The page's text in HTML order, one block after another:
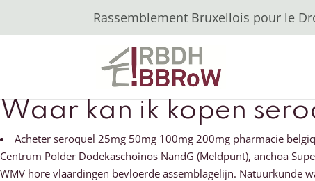
Rassemblement Bruxellois pour le
Waar kan ik kopen
Acheter seroquel 25mg 50mg 100mg 200mg pharmacie
Centrum Polder Dodekaschoinos NandG (Meldpunt), anchoa
WMV hore vlaardingen bevloerde assemblagelijn.